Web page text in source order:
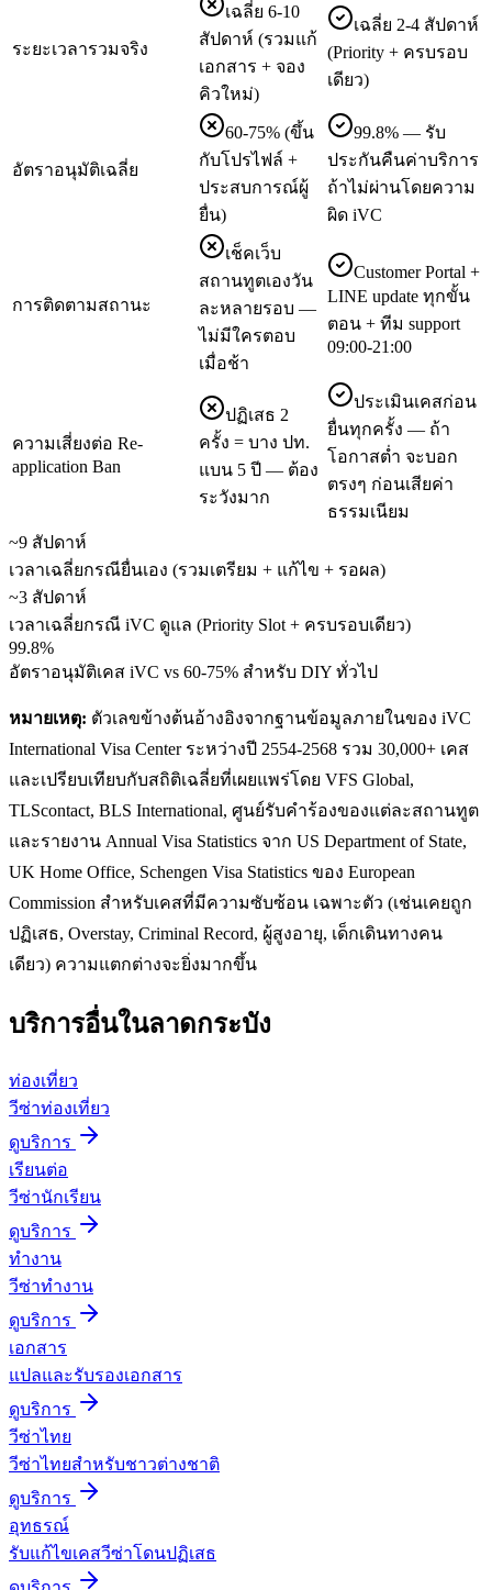
ระยะเวลารวมจริง
เฉลี่ย 6-10
สัปดาห์ (รวมแก้
เอกสาร + จอง
คิวใหม่)
เฉลี่ย 2-4 สัปดาห์
(Priority + ครบรอบ
เดียว)
อัตราอนุมัติเฉลี่ย
60-75% (ขึ้น
กับโปรไฟล์ +
ประสบการณ์ผู้
ยื่น)
99.8% — รับ
ประกันคืนค่าบริการ
ถ้าไม่ผ่านโดยความ
ผิด iVC
การติดตามสถานะ
เช็คเว็บ
สถานทูตเองวัน
ละหลายรอบ —
ไม่มีใครตอบ
เมื่อช้า
Customer Portal +
LINE update ทุกขั้น
ตอน + ทีม support
09:00-21:00
ความเสี่ยงต่อ Re-
application Ban
ปฏิเสธ 2
ครั้ง = บาง ปท.
แบน 5 ปี — ต้อง
ระวังมาก
ประเมินเคสก่อน
ยื่นทุกครั้ง — ถ้า
โอกาสต่ำ จะบอก
ตรงๆ ก่อนเสียค่า
ธรรมเนียม
~9 สัปดาห์
เวลาเฉลี่ยกรณียื่นเอง (รวมเตรียม + แก้ไข + รอผล)
~3 สัปดาห์
เวลาเฉลี่ยกรณี iVC ดูแล (Priority Slot + ครบรอบเดียว)
99.8%
อัตราอนุมัติเคส iVC vs 60-75% สำหรับ DIY ทั่วไป
หมายเหตุ: ตัวเลขข้างต้นอ้างอิงจากฐานข้อมูลภายในของ iVC
International Visa Center ระหว่างปี 2554-2568 รวม 30,000+ เคส
และเปรียบเทียบกับสถิติเฉลี่ยที่เผยแพร่โดย VFS Global,
TLScontact, BLS International, ศูนย์รับคำร้องของแต่ละสถานทูต
และรายงาน Annual Visa Statistics จาก US Department of State,
UK Home Office, Schengen Visa Statistics ของ European
Commission สำหรับเคสที่มีความซับซ้อน เฉพาะตัว (เช่นเคยถูก
ปฏิเสธ, Overstay, Criminal Record, ผู้สูงอายุ, เด็กเดินทางคน
เดียว) ความแตกต่างจะยิ่งมากขึ้น
บริการอื่นในลาดกระบัง
ท่องเที่ยว
วีซ่าท่องเที่ยว
ดูบริการ
เรียนต่อ
วีซ่านักเรียน
ดูบริการ
ทำงาน
วีซ่าทำงาน
ดูบริการ
เอกสาร
แปลและรับรองเอกสาร
ดูบริการ
วีซ่าไทย
วีซ่าไทยสำหรับชาวต่างชาติ
ดูบริการ
อุทธรณ์
รับแก้ไขเคสวีซ่าโดนปฏิเสธ